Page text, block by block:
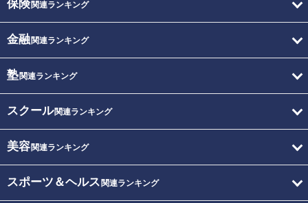
保険関連ランキング
金融関連ランキング
塾関連ランキング
スクール関連ランキング
美容関連ランキング
スポーツ＆ヘルス 関連ランキング